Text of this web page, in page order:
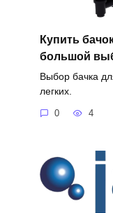
Купить
большой
Выбор бачка
легких.
0 4